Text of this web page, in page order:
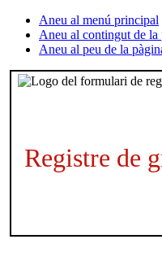
Aneu al menú principal
Aneu al contingut de la
Aneu al peu de la
Registre de